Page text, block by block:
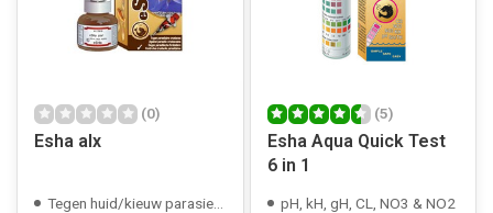
(0)
Esha alx
Tegen huid/kieuw parasieten
(5)
Esha Aqua Quick Test
6 in 1
pH, kH, gH, CL, NO3 & NO2